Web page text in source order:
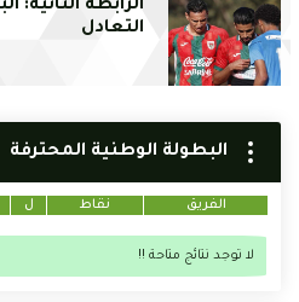
الرابطة
التعادل
البطولة الوطنية المحترفة
الفريق نقاط ل
لا توجد نتائج متاحة !!